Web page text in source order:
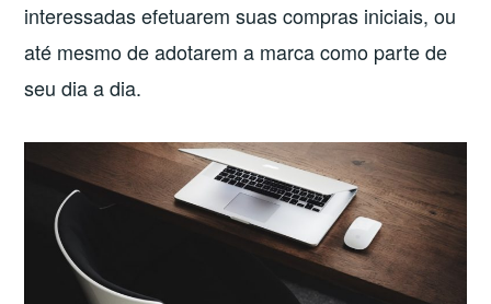
interessadas efetuarem suas compras iniciais, ou
até mesmo de adotarem a marca como parte de
seu dia a dia.